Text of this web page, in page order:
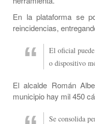
En la plataforma se
reincidencias,
El oficial
o dispositivo
El alcalde Román
municipio hay mil 450
Se consolida